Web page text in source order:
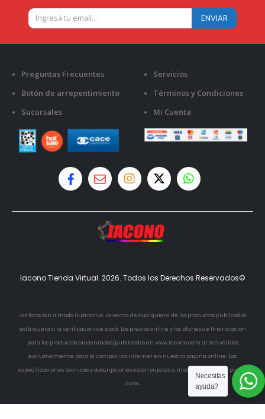
Preguntas Frecuentes
Botón de arrepentimiento
Sucursales
Servicios
Términos y Condiciones
Mi Cuenta
Iacono Tienda Virtual. 2026. Todos los Derechos Reservados©
Las fotos son a modo ilustrativo. La venta de cualquiera de los productos publicados
está sujeta a la verificación de stock. Los precios online y los planes de financiación
para los productos presentados/publicados en www.iacono.com.ar son válidos
exclusivamente para la compra vía internet en nuestra pagina online. Las
especificaciones técnicas y descripciones están sujetas a modificaciones sin previo
aviso.
Necesitas
ayuda?